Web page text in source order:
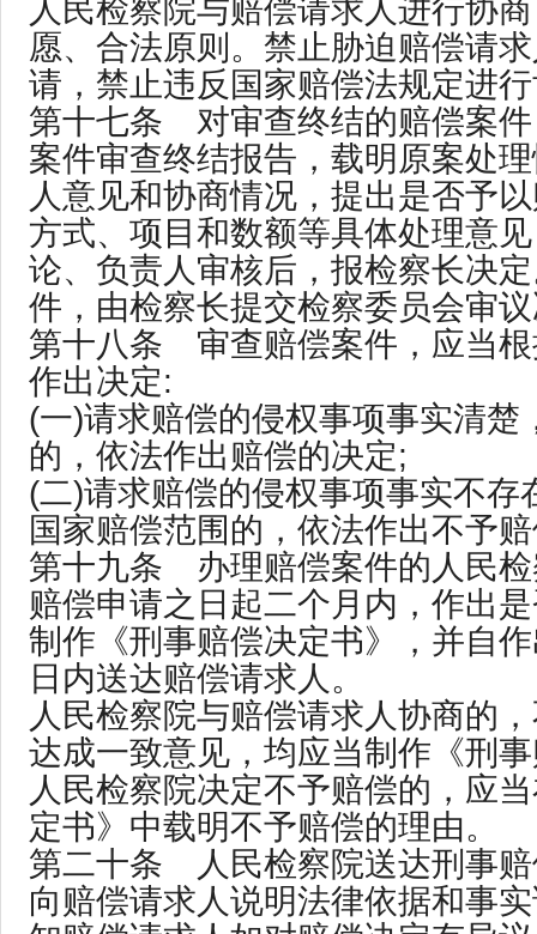
人民检察院与赔偿请求人进行协
愿、合法原则。禁止胁迫赔偿请
请，禁止违反国家赔偿法规定进
第十七条 对审查终结的赔偿案件
案件审查终结报告，载明原案处
人意见和协商情况，提出是否予
方式、项目和数额等具体处理意
论、负责人审核后，报检察长决
件，由检察长提交检察委员会审
第十八条 审查赔偿案件，应当根
作出决定:
(一)请求赔偿的侵权事项事实清楚
的，依法作出赔偿的决定;
(二)请求赔偿的侵权事项事实不存
国家赔偿范围的，依法作出不予
第十九条 办理赔偿案件的人民检
赔偿申请之日起二个月内，作出
制作《刑事赔偿决定书》，并自
日内送达赔偿请求人。
人民检察院与赔偿请求人协商的
达成一致意见，均应当制作《刑
人民检察院决定不予赔偿的，应
定书》中载明不予赔偿的理由。
第二十条 人民检察院送达刑事赔
向赔偿请求人说明法律依据和事